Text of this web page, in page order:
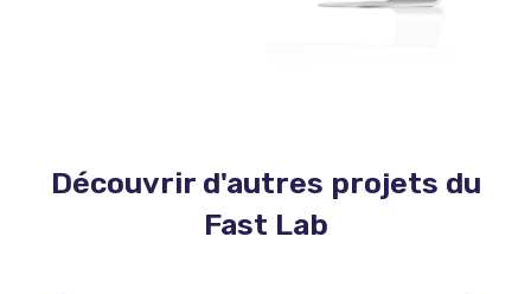
Découvrir d'autres projets du
Fast Lab